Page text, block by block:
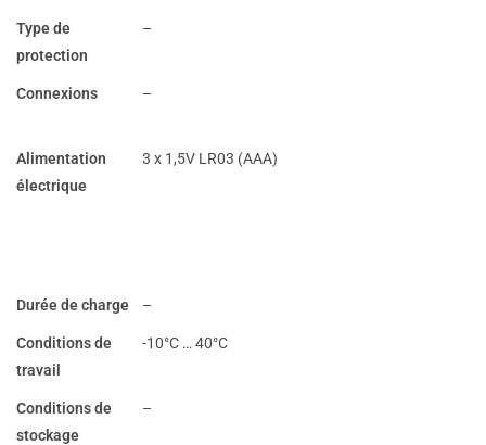
Type de
protection
–
Connexions –
Alimentation
électrique
3 x 1,5V LR03 (AAA)
Durée de charge –
Conditions de
travail
-10°C … 40°C
Conditions de
stockage
–